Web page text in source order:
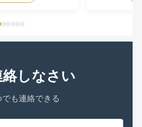
しなさい
も連絡できる